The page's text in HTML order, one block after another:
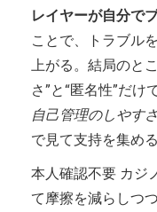
レイヤーが自分で
ことで、トラブル
上がる。結局のと
さ”と“匿名性”だけ
自己管理のしやすさ
で見て支持を集める
本人確認不要 カジ
て摩擦を減らしつつ